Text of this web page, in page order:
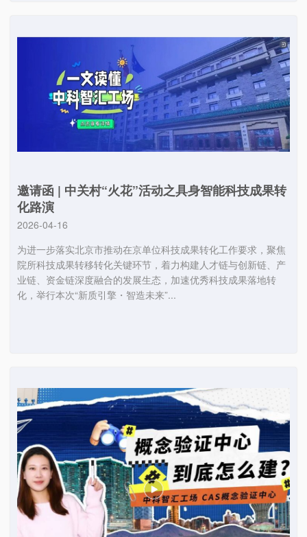
邀请函 | 中关村“火花”活动之具身智能科技成果转
化路演
2026-04-16
为进一步落实北京市推动在京单位科技成果转化工作要求，聚焦
院所科技成果转移转化关键环节，着力构建人才链与创新链、产
业链、资金链深度融合的发展生态，加速优秀科技成果落地转
化，举行本次“新质引擎・智造未来”...